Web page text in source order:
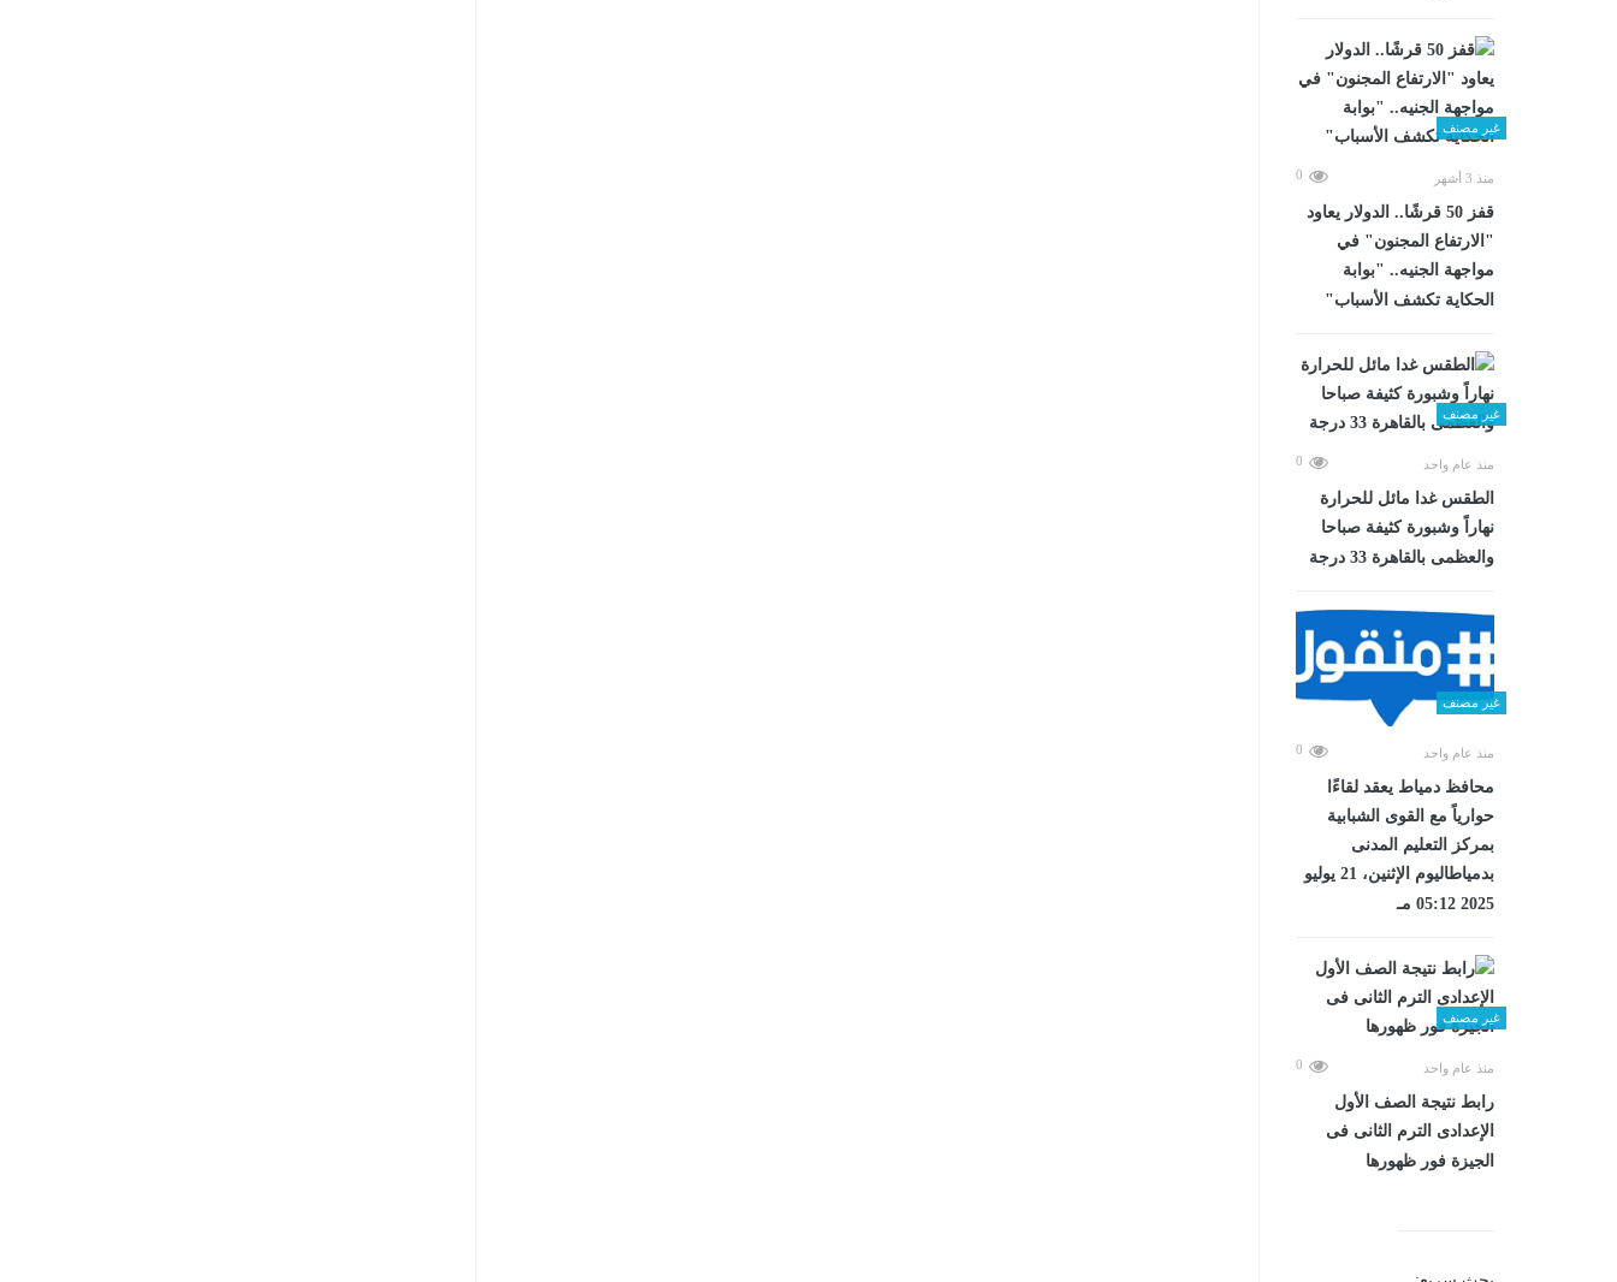
غير مصنف
منذ 3 أشهر 0
قفز 50 قرشًا.. الدولار يعاود
"الارتفاع المجنون" في
مواجهة الجنيه.. "بوابة
الحكاية تكشف الأسباب"
غير مصنف
منذ عام واحد 0
الطقس غدا مائل للحرارة
نهاراً وشبورة كثيفة صباحا
والعظمى بالقاهرة 33 درجة
غير مصنف
منذ عام واحد 0
محافظ دمياط يعقد لقاءًا
حوارياً مع القوى الشبابية
بمركز التعليم المدنى
بدمياطاليوم الإثنين، 21 يوليو
2025 05:12 مـ
غير مصنف
منذ عام واحد 0
رابط نتيجة الصف الأول
الإعدادى الترم الثانى فى
الجيزة فور ظهورها